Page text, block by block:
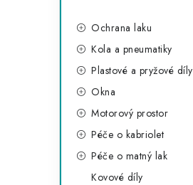
Ochrana laku
Kola a pneumatiky
Plastové a pryžové díly
Okna
Motorový prostor
Péče o kabriolet
Péče o matný lak
Kovové díly